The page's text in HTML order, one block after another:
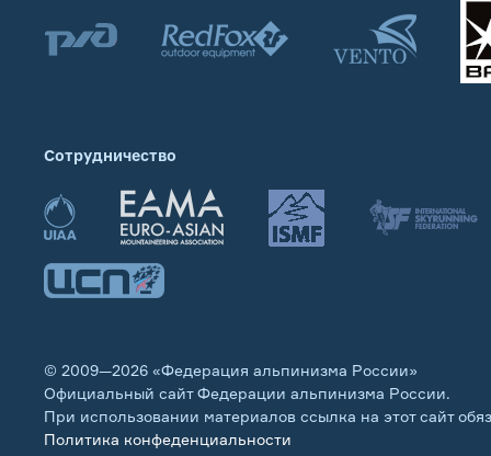
Сотрудничество
© 2009—2026 «Федерация альпинизма России»
Официальный сайт Федерации альпинизма России.
При использовании материалов ссылка на этот сайт
Политика конфеденциальности